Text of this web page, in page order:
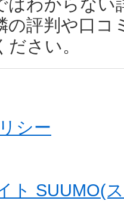
の評判や口
さい。
シー
ト SUUMO(